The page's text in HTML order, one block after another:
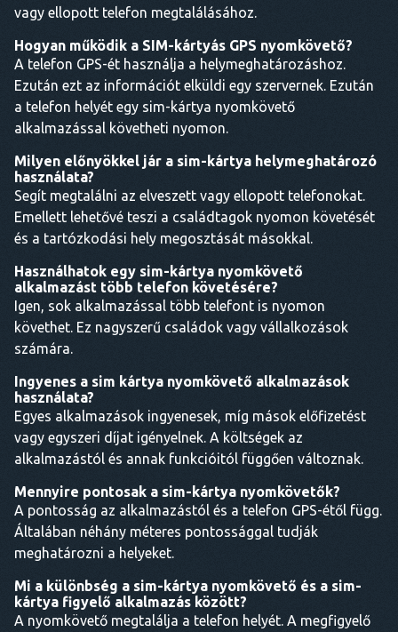
vagy ellopott telefon megtalálásához.
Hogyan működik a SIM-kártyás GPS nyomkövető?
A telefon GPS-ét használja a helymeghatározáshoz.
Ezután ezt az információt elküldi egy szervernek. Ezután
a telefon helyét egy sim-kártya nyomkövető
alkalmazással követheti nyomon.
Milyen előnyökkel jár a sim-kártya helymeghatározó
használata?
Segít megtalálni az elveszett vagy ellopott telefonokat.
Emellett lehetővé teszi a családtagok nyomon követését
és a tartózkodási hely megosztását másokkal.
Használhatok egy sim-kártya nyomkövető
alkalmazást több telefon követésére?
Igen, sok alkalmazással több telefont is nyomon
követhet. Ez nagyszerű családok vagy vállalkozások
számára.
Ingyenes a sim kártya nyomkövető alkalmazások
használata?
Egyes alkalmazások ingyenesek, míg mások előfizetést
vagy egyszeri díjat igényelnek. A költségek az
alkalmazástól és annak funkcióitól függően változnak.
Mennyire pontosak a sim-kártya nyomkövetők?
A pontosság az alkalmazástól és a telefon GPS-étől függ.
Általában néhány méteres pontossággal tudják
meghatározni a helyeket.
Mi a különbség a sim-kártya nyomkövető és a sim-
kártya figyelő alkalmazás között?
A nyomkövető megtalálja a telefon helyét. A megfigyelő